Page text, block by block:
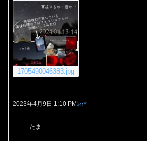
1705490046383.jpg
2023年4月9日 1:10 PM返信
たま